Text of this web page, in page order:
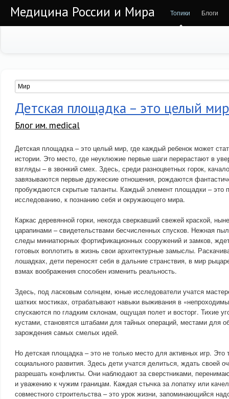
Медицина России и Мира Топики Блоги
Детская площадка – это целый мир
Блог им. medical
Детская площадка – это целый мир, где каждый ребенок может
истории. Это место, где неуклюжие первые шаги перерастают в
взгляды – в звонкий смех. Здесь, среди разноцветных горок,
завязываются первые дружеские отношения, рождаются
пробуждаются скрытые таланты. Каждый элемент площадки – это
исследованию, к познанию себя и окружающего мира.
Каркас деревянной горки, некогда сверкавший свежей краской,
царапинами – свидетельствами бесчисленных спусков. Нежная
следы миниатюрных фортификационных сооружений и замков,
готовых воплотить в жизнь свои архитектурные замыслы.
лошадках, дети переносят себя в дальние странствия, в мир
взмах воображения способен изменить реальность.
Здесь, под ласковым солнцем, юные исследователи учатся
шатких мостиках, отрабатывают навыки выживания в
спускаются по гладким склонам, ощущая полет и восторг. Тихие
кустами, становятся штабами для тайных операций, местами для
зарождения самых смелых идей.
Но детская площадка – это не только место для активных игр. Это
социального развития. Здесь дети учатся делиться, ждать своей
разрешать конфликты. Они наблюдают за сверстниками,
и уважению к чужим границам. Каждая стычка за лопатку или
совместного строительства – это урок жизни, запоминающийся